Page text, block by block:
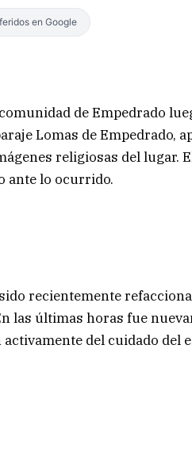
en Google
de Empedrado
Lomas de Empedrado,
religiosas del lugar.
ante lo ocurrido.
recientemente
las últimas horas fue
del cuidado del